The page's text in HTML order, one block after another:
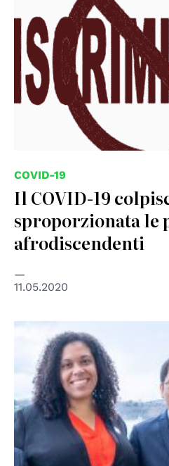
COVID-19
Il COVID-19
sproporzionata le
afrodiscendenti
11.05.2020
© OHCHR 1996-2020